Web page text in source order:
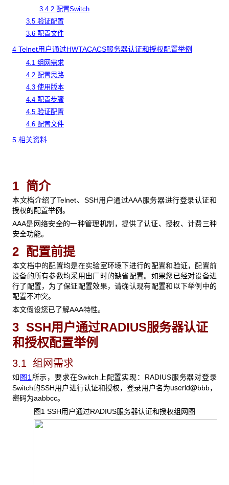
3.4.2 配置Switch
3.5 验证配置
3.6 配置文件
4 Telnet用户通过HWTACACS服务器认证和授权配置举例
4.1 组网需求
4.2 配置思路
4.3 使用版本
4.4 配置步骤
4.5 验证配置
4.6 配置文件
5 相关资料
1 简介
本文档介绍了Telnet、SSH用户通过AAA服务器进行登录认证和
授权的配置举例。
AAA是网络安全的一种管理机制，提供了认证、授权、计费三种
安全功能。
2 配置前提
本文档中的配置均是在实验室环境下进行的配置和验证，配置前
设备的所有参数均采用出厂时的缺省配置。如果您已经对设备进
行了配置，为了保证配置效果，请确认现有配置和以下举例中的
配置不冲突。
本文假设您已了解AAA特性。
3 SSH用户通过RADIUS服务器认证
和授权配置举例
3.1 组网需求
如 图1所示，要求在Switch上配置实现：RADIUS服务器对登录
Switch的SSH用户进行认证和授权，登录用户名为userid@bbb，
密码为aabbcc。
图1 SSH用户通过RADIUS服务器认证和授权组网图